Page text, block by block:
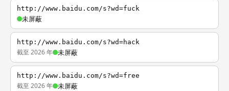
http://www.baidu.com/s?wd=fuck
未屏蔽
http://www.baidu.com/s?wd=hack
截至 2026 年 未屏蔽
http://www.baidu.com/s?wd=free
截至 2026 年 未屏蔽